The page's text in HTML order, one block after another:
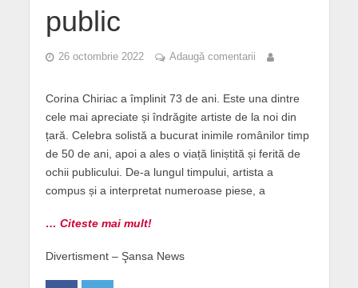
public
26 octombrie 2022 Adaugă comentarii
Corina Chiriac a împlinit 73 de ani. Este una dintre
cele mai apreciate și îndrăgite artiste de la noi din
țară. Celebra solistă a bucurat inimile românilor timp
de 50 de ani, apoi a ales o viață liniștită și ferită de
ochii publicului. De-a lungul timpului, artista a
compus și a interpretat numeroase piese, a
… Citeste mai mult!
Divertisment – Şansa News